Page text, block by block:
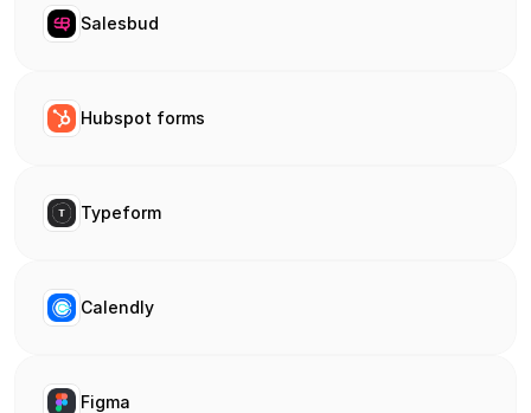
Salesbud
Hubspot forms
Typeform
Calendly
Figma